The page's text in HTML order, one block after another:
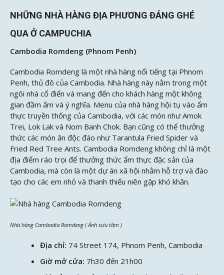
NHỮNG NHÀ HÀNG ĐỊA PHƯƠNG ĐÁNG GHÉ
QUA Ở CAMPUCHIA
Cambodia Romdeng (Phnom Penh)
Cambodia Romdeng là một nhà hàng nổi tiếng tại Phnom
Penh, thủ đô của Cambodia. Nhà hàng này nằm trong một
ngôi nhà cổ điển và mang đến cho khách hàng một không
gian đầm ấm và ý nghĩa. Menu của nhà hàng hội tụ vào ẩm
thực truyền thống của Cambodia, với các món như Amok
Trei, Lok Lak và Nom Banh Chok. Bạn cũng có thể thưởng
thức các món ăn độc đáo như Tarantula Fried Spider và
Fried Red Tree Ants. Cambodia Romdeng không chỉ là một
địa điểm ráo trọi để thưởng thức ẩm thực đặc sản của
Cambodia, mà còn là một dự án xã hội nhằm hỗ trợ và đào
tạo cho các em nhỏ và thanh thiếu niên gặp khó khăn.
Nhà hàng Cambodia Romdeng ( Ảnh sưu tầm )
Địa chỉ: 74 Street 174, Phnom Penh, Cambodia
Giờ mở cửa: 7h30 đến 21h00